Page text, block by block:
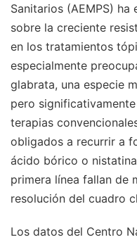
Sanitarios (AEMPS)
sobre la creciente
en los tratamientos
especialmente
glabrata, una especie
pero
terapias
obligados a recurrir a
ácido bórico o
primera línea fallan de
resolución del cuadro
Los datos del Centro